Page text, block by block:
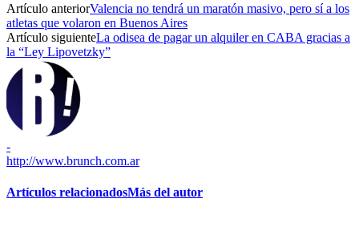
Artículo anteriorValencia no tendrá un maratón masivo, pero sí a los
atletas que volaron en Buenos Aires
Artículo siguienteLa odisea de pagar un alquiler en CABA gracias a
la “Ley Lipovetzky”
-
http://www.brunch.com.ar
Artículos relacionadosMás del autor